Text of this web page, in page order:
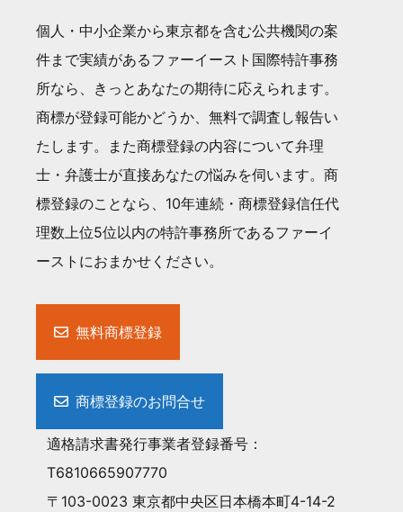
個人・中小企業から東京都を含む公共機関の案
件まで実績があるファーイースト国際特許事務
所なら、きっとあなたの期待に応えられます。
商標が登録可能かどうか、無料で調査し報告い
たします。また商標登録の内容について弁理
士・弁護士が直接あなたの悩みを伺います。商
標登録のことなら、10年連続・商標登録信任代
理数上位5位以内の特許事務所であるファーイ
ーストにおまかせください。
無料商標登録
商標登録のお問合せ
適格請求書発行事業者登録番号：
T6810665907770
〒103-0023 東京都中央区日本橋本町4-14-2